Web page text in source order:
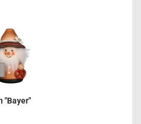
"Bayer"